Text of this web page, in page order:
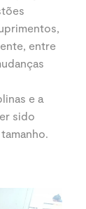
entre
e a
sido